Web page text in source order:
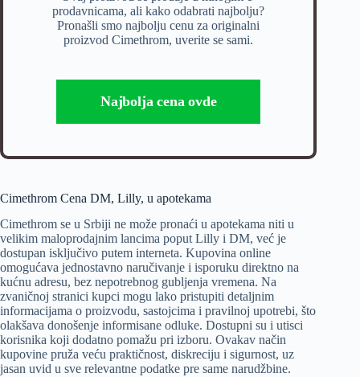
prodavnicama, ali kako odabrati najbolju?
Pronašli smo najbolju cenu za originalni
proizvod Cimethrom, uverite se sami.
Najbolja cena ovde
Cimethrom Cena DM, Lilly, u apotekama
Cimethrom se u Srbiji ne može pronaći u apotekama niti u
velikim maloprodajnim lancima poput Lilly i DM, već je
dostupan isključivo putem interneta. Kupovina online
omogućava jednostavno naručivanje i isporuku direktno na
kućnu adresu, bez nepotrebnog gubljenja vremena. Na
zvaničnoj stranici kupci mogu lako pristupiti detaljnim
informacijama o proizvodu, sastojcima i pravilnoj upotrebi, što
olakšava donošenje informisane odluke. Dostupni su i utisci
korisnika koji dodatno pomažu pri izboru. Ovakav način
kupovine pruža veću praktičnost, diskreciju i sigurnost, uz
jasan uvid u sve relevantne podatke pre same narudžbine.